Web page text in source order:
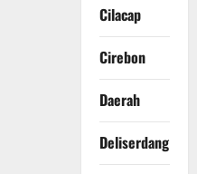
Cilacap
Cirebon
Daerah
Deliserdang